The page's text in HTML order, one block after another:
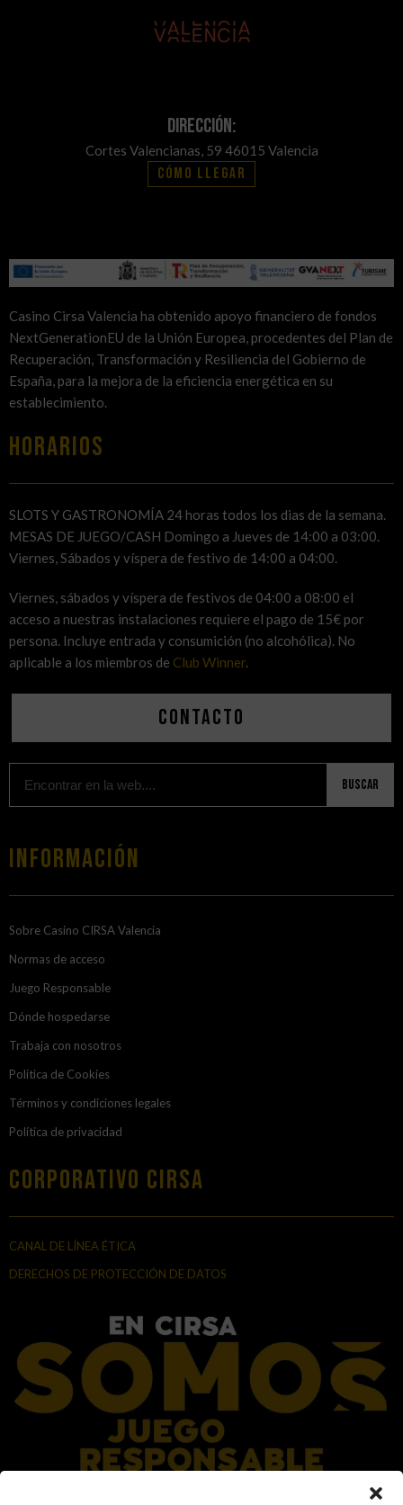
Dirección:
Cortes Valencianas, 59 46015 Valencia
Cómo llegar
Casino Cirsa Valencia ha obtenido apoyo financiero de fondos
NextGenerationEU de la Unión Europea, procedentes del Plan de
Recuperación, Transformación y Resiliencia del Gobierno de
España, para la mejora de la eficiencia energética en su
establecimiento.
HORARIOS
SLOTS Y GASTRONOMÍA 24 horas todos los dias de la semana.
MESAS DE JUEGO/CASH Domingo a Jueves de 14:00 a 03:00.
Viernes, Sábados y víspera de festivo de 14:00 a 04:00.
Viernes, sábados y víspera de festivos de 04:00 a 08:00 el
acceso a nuestras instalaciones requiere el pago de 15€ por
persona. Incluye entrada y consumición (no alcohólica). No
aplicable a los miembros de Club Winner.
Contacto
Buscar
Información
Sobre Casino CIRSA Valencia
Normas de acceso
Juego Responsable
Dónde hospedarse
Trabaja con nosotros
Política de Cookies
Términos y condiciones legales
Política de privacidad
Corporativo Cirsa
CANAL DE LÍNEA ÉTICA
DERECHOS DE PROTECCIÓN DE DATOS